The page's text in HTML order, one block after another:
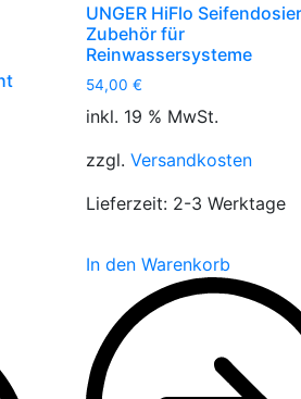
UNGER HiFlo
Zubehör für
Reinwassersysteme
54,00 €
inkl. 19 % MwSt.
zzgl. Versandkosten
Lieferzeit: 2-3 Werktage
In den Warenkorb